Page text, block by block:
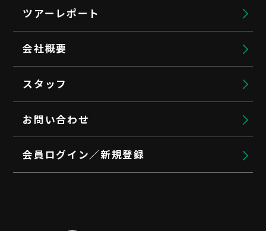
ツアーレポート
会社概要
スタッフ
お問い合わせ
会員ログイン／新規登録